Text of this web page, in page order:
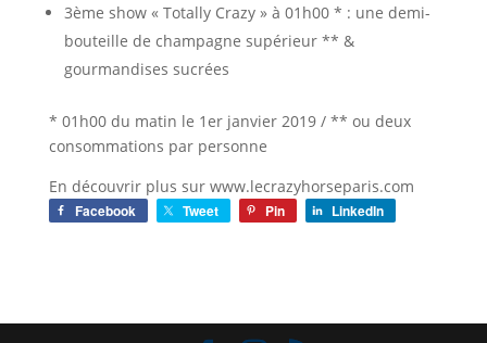
3ème show « Totally Crazy » à 01h00 * : une demi-
bouteille de champagne supérieur ** &
gourmandises sucrées
* 01h00 du matin le 1er janvier 2019 / ** ou deux
consommations par personne
En découvrir plus sur www.lecrazyhorseparis.com
Facebook Tweet Pin LinkedIn